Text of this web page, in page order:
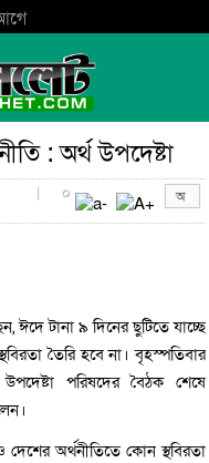
: অর্থ উপদেষ্টা
| ০
ঈদে টানা ৯ দিনের ছুটিতে যাচ্ছে
তৈরি হবে না। বৃহস্পতিবার
পরিষদের বৈঠক শেষে
অর্থনীতিতে কোন স্থবিরতা